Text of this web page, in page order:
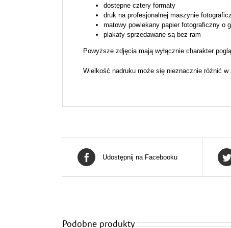
dostępne cztery formaty
druk na profesjonalnej maszynie
matowy powlekany papier fotograficzny o
plakaty sprzedawane są bez ram
Powyższe zdjęcia mają wyłącznie charakter
Wielkość nadruku może się nieznacznie różnić
Udostępnij na Facebooku
Podobne produkty